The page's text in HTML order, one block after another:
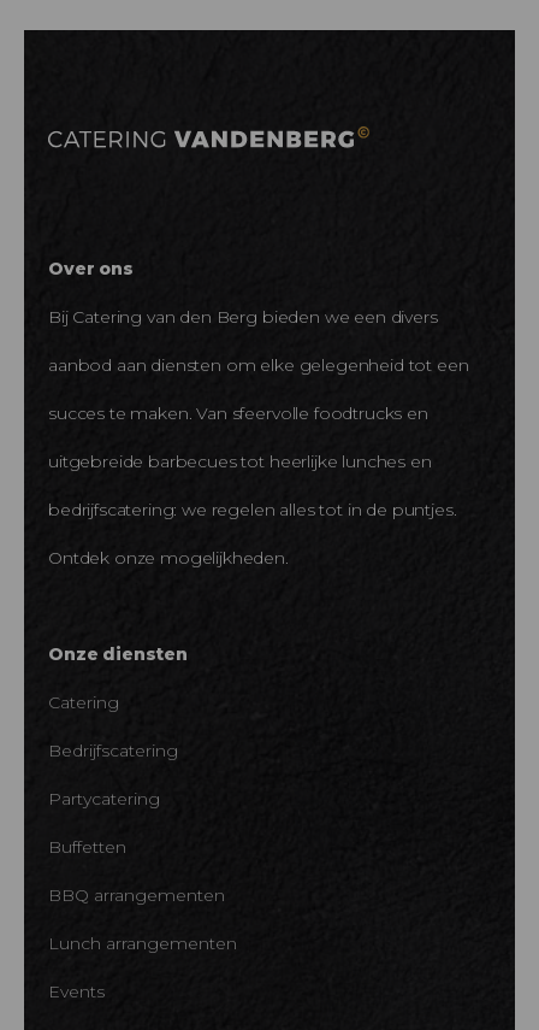
Over ons
Bij Catering van den Berg bieden we een divers
aanbod aan diensten om elke gelegenheid tot een
succes te maken. Van sfeervolle foodtrucks en
uitgebreide barbecues tot heerlijke lunches en
bedrijfscatering: we regelen alles tot in de puntjes.
Ontdek onze mogelijkheden.
Onze diensten
Catering
Bedrijfscatering
Partycatering
Buffetten
BBQ arrangementen
Lunch arrangementen
Events